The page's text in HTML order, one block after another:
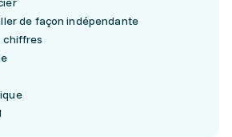
de façon indépendante
chiffres